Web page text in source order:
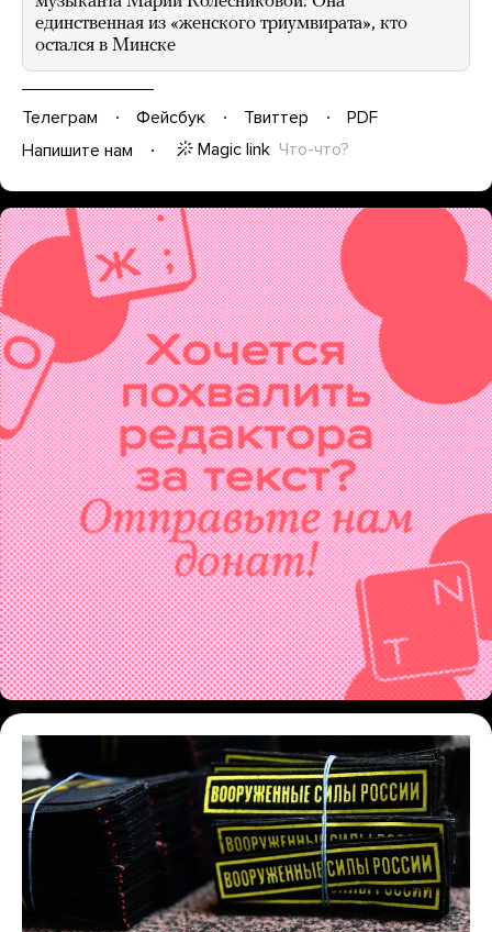
единственная из «женского триумвирата», кто
остался в Минске
Телеграм Фейсбук Твиттер
PDF
Напишите нам
Magic link Что-что?